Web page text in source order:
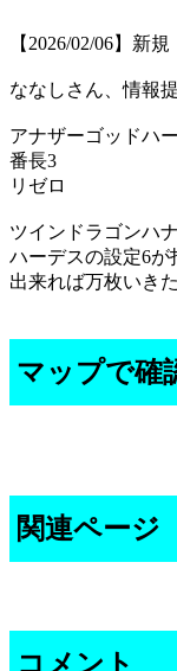
【2026/02/06】新規
ななしさん、情報
アナザーゴッドハ
番長3
リゼロ
ツインドラゴンハ
ハーデスの設定6が
出来れば万枚いき
マップで確
関連ページ
コメント